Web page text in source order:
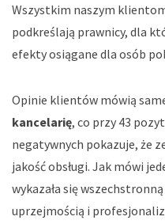
Wszystkim naszym
podkreślają prawnicy, dla
efekty osiągane dla osób
Opinie klientów mówią
kancelarię, co przy 43
negatywnych pokazuje, że
jakość obsługi. Jak mówi
wykazała się
uprzejmością i